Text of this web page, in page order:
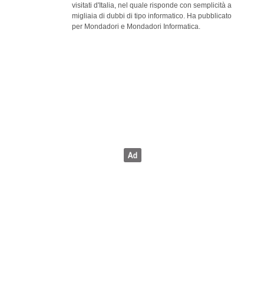
visitati d'Italia, nel quale risponde con semplicità a
migliaia di dubbi di tipo informatico. Ha pubblicato
per Mondadori e Mondadori Informatica.